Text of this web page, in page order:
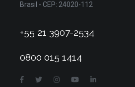
Brasil - CEP: 24020-112
+55 21 3907-2534
0800 015 1414